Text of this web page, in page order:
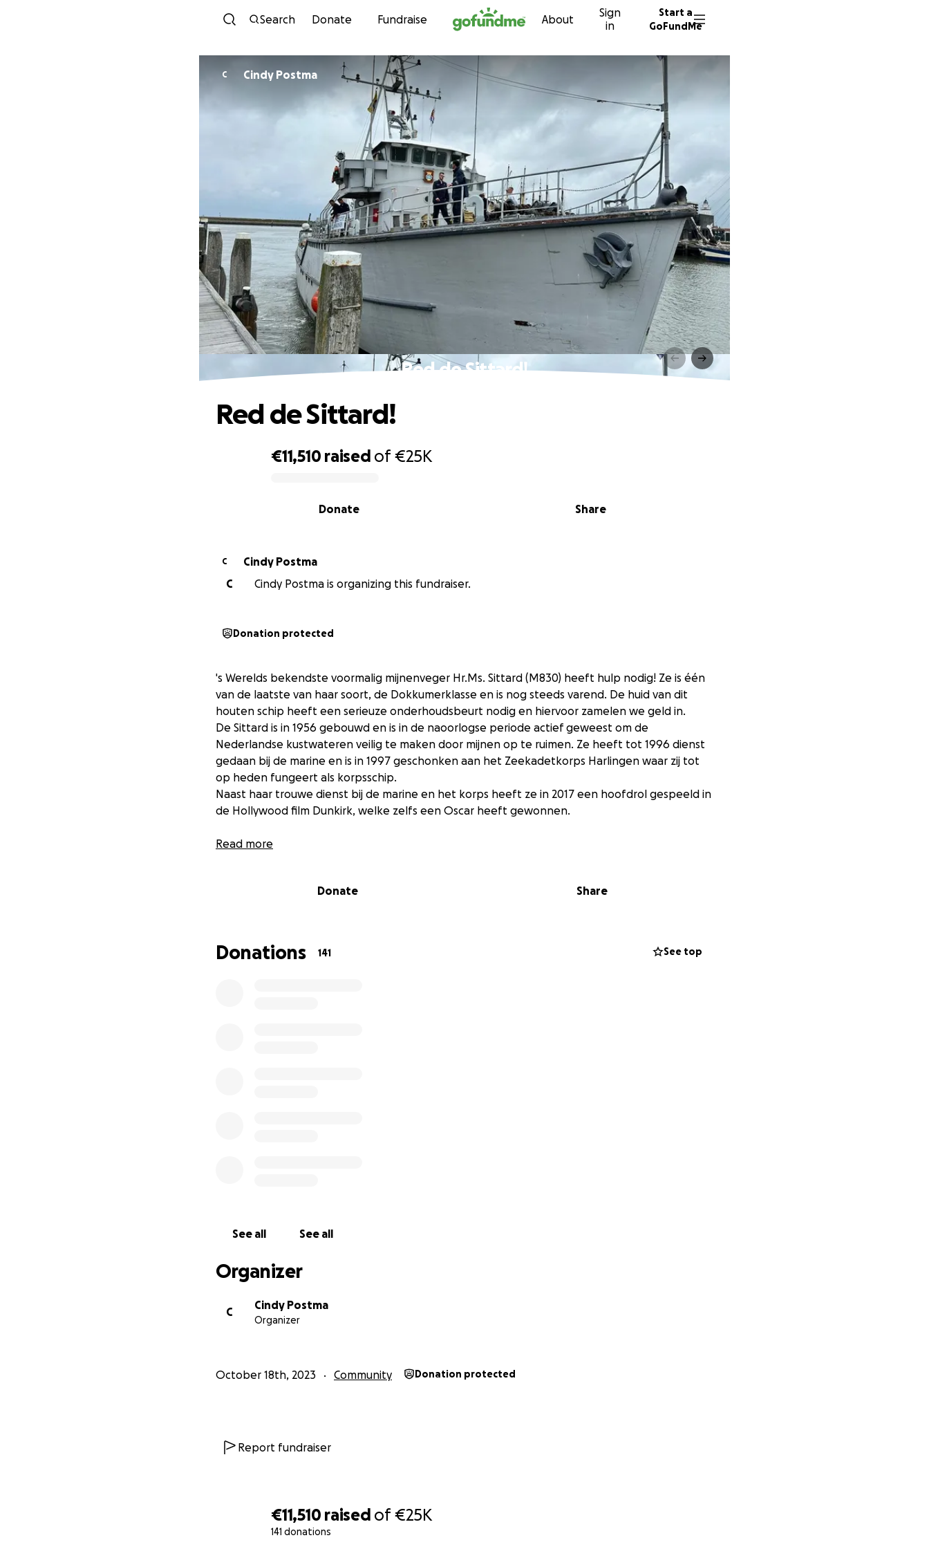
Skip to content
Search Donate Fundraise About
Sign
in
Start a
GoFundMe
€11,510 raised of€25K
141 donations
C Cindy Postma
Red de Sittard!
€11,510 raised of€25K
Share
Donate
Red de Sittard!
C
Cindy Postma
C
Cindy Postma is organizing this fundraiser.
Donation protected
's Werelds bekendste voormalig mijnenveger Hr.Ms. Sittard (M830) heeft hulp nodig! Ze is één
van de laatste van haar soort, de Dokkumerklasse en is nog steeds varend. De huid van dit
houten schip heeft een serieuze onderhoudsbeurt nodig en hiervoor zamelen we geld in.
De Sittard is in 1956 gebouwd en is in de naoorlogse periode actief geweest om de
Nederlandse kustwateren veilig te maken door mijnen op te ruimen. Ze heeft tot 1996 dienst
gedaan bij de marine en is in 1997 geschonken aan het Zeekadetkorps Harlingen waar zij tot
op heden fungeert als korpsschip.
Naast haar trouwe dienst bij de marine en het korps heeft ze in 2017 een hoofdrol gespeeld in
de Hollywood film Dunkirk, welke zelfs een Oscar heeft gewonnen.
Van de houten romp van het schip moeten grote delen vervangen worden. Dit kan door Teak
Read more
Donate Share
Donations 141 See top
See all See all
Organizer
C
Cindy Postma
Organizer
October 18th, 2023 Community Donation protected
Report fundraiser